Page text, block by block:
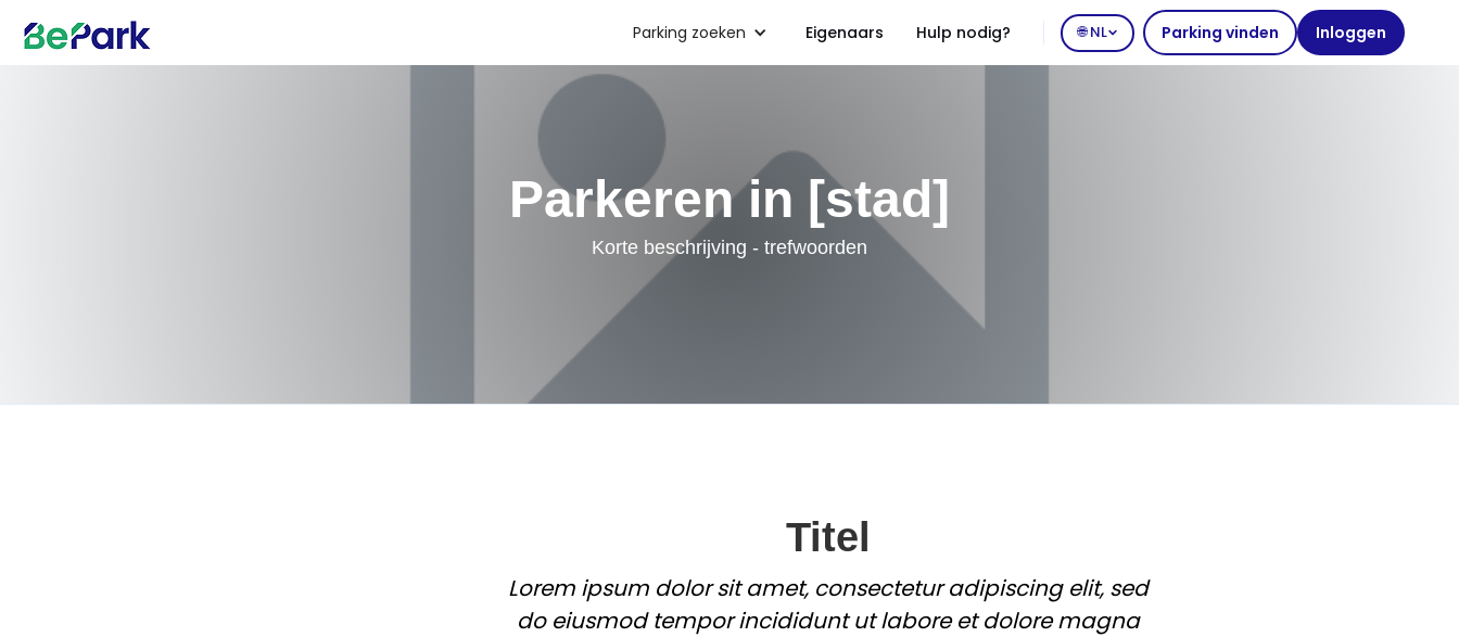
Parking zoeken Eigenaars Hulp nodig? 🌐 NL Parking vinden Inloggen
Parkeren in [stad]
Korte beschrijving - trefwoorden
Titel
Lorem ipsum dolor sit amet, consectetur adipiscing elit, sed
do eiusmod tempor incididunt ut labore et dolore magna